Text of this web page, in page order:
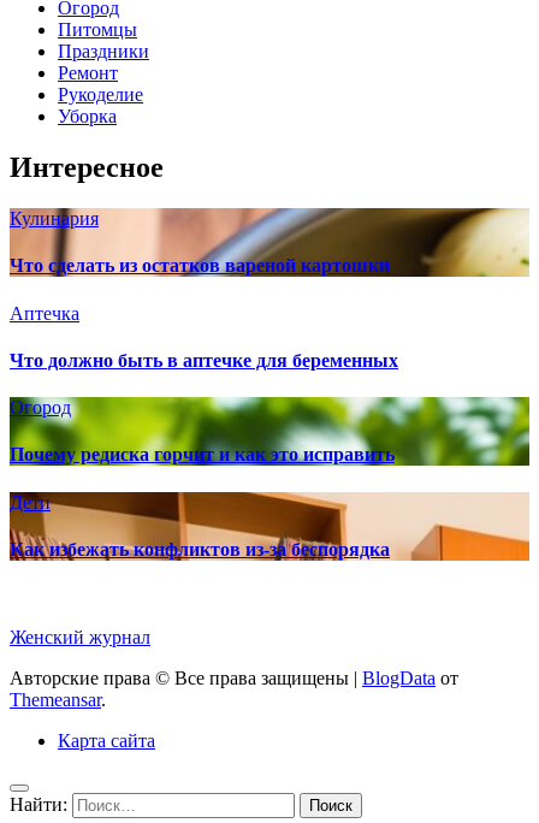
Огород
Питомцы
Праздники
Ремонт
Рукоделие
Уборка
Интересное
Кулинария
Что сделать из остатков вареной картошки
Аптечка
Что должно быть в аптечке для беременных
Огород
Почему редиска горчит и как это исправить
Дети
Как избежать конфликтов из-за беспорядка
Женский журнал
Авторские права © Все права защищены | BlogData от
Themeansar.
Карта сайта
Найти: